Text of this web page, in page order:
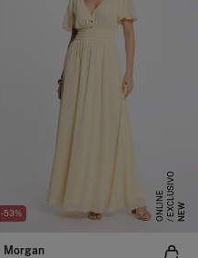
-53% NEW
E
X
C
L
US
I
V
O
O
N
L
I
N
E
Morgan